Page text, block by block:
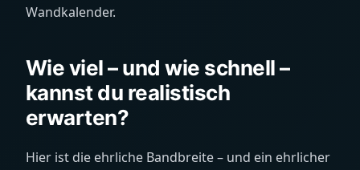
Wandkalender.
Wie viel – und wie schnell –
kannst du realistisch
erwarten?
Hier ist die ehrliche Bandbreite – und ein ehrlicher